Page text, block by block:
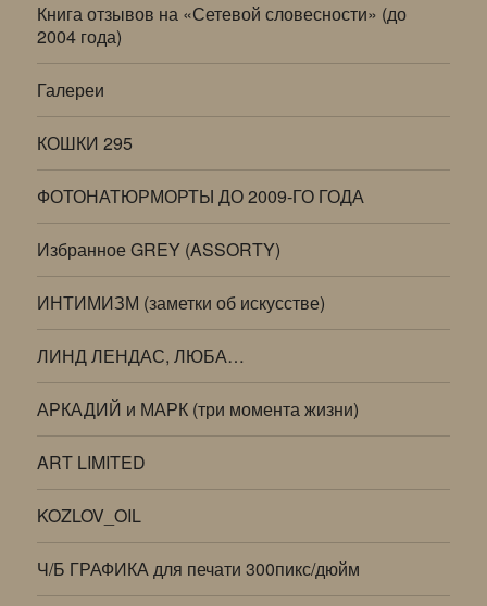
Книга отзывов на «Сетевой словесности» (до
2004 года)
Галереи
КОШКИ 295
ФОТОНАТЮРМОРТЫ ДО 2009-ГО ГОДА
Избранное GREY (ASSORTY)
ИНТИМИЗМ (заметки об искусстве)
ЛИНД ЛЕНДАС, ЛЮБА…
АРКАДИЙ и МАРК (три момента жизни)
ART LIMITED
KOZLOV_OIL
Ч/Б ГРАФИКА для печати 300пикс/дюйм